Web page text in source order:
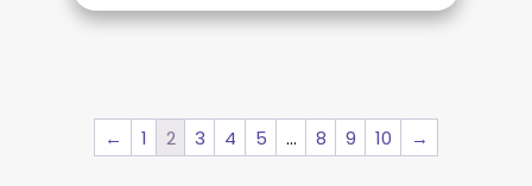
← 1 2 3 4 5 … 8 9 10 →